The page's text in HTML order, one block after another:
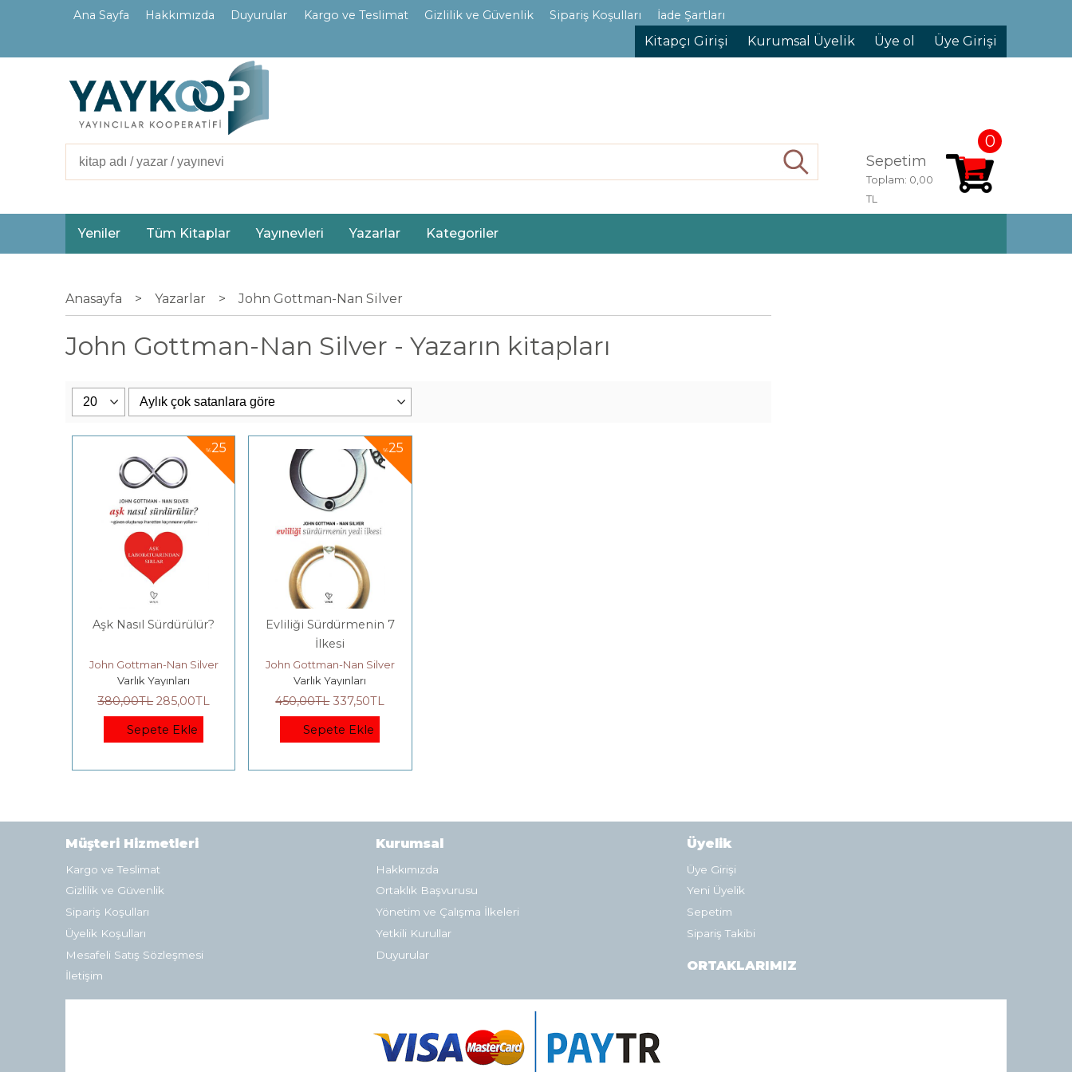
Ana Sayfa Hakkımızda Duyurular Kargo ve Teslimat Gizlilik ve Güvenlik Sipariş Koşulları İade Şartları
Kitapçı Girişi Kurumsal Üyelik Üye ol Üye Girişi
Sepetim
0
Toplam: 0,00
TL
Yeniler Tüm Kitaplar Yayınevleri Yazarlar Kategoriler
Anasayfa > Yazarlar > John Gottman-Nan Silver
John Gottman-Nan Silver - Yazarın kitapları
%25
Aşk Nasıl Sürdürülür?
John Gottman-Nan Silver
Varlık Yayınları
380,00TL 285,00TL
Sepete Ekle
%25
Evliliği Sürdürmenin 7
İlkesi
John Gottman-Nan Silver
Varlık Yayınları
450,00TL 337,50TL
Sepete Ekle
Müşteri Hizmetleri
Kargo ve Teslimat
Gizlilik ve Güvenlik
Sipariş Koşulları
Üyelik Koşulları
Mesafeli Satış Sözleşmesi
İletişim
Kurumsal
Hakkımızda
Ortaklık Başvurusu
Yönetim ve Çalışma İlkeleri
Yetkili Kurullar
Duyurular
Üyelik
Üye Girişi
Yeni Üyelik
Sepetim
Sipariş Takibi
ORTAKLARIMIZ